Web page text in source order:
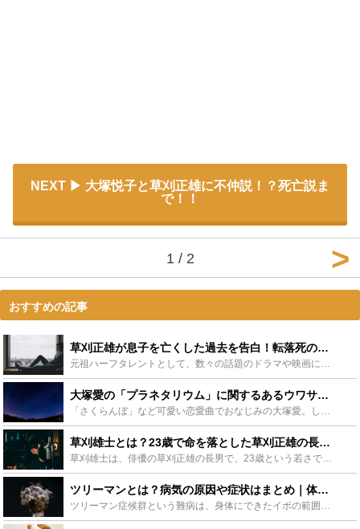
NEXT
大塚悦子と草刈正雄に不仲説！？死亡説ま
で！！
1 / 2
おすすめの記事
草刈正雄が息子を亡くした過去を告白！転落死の真相を考察してみた - Leisurego(レジャーゴー)
元祖ハーフタレントとして、数々の話題のドラマや映画に出演している草刈正雄さん。いつもテレビで明るい姿を見せていますが、息子を事故で亡くすという、壮絶な経験をされています。今回は草刈正雄さんの家族や、...
大塚愛の「プラネタリウム」に関するあるウワサ…Mステで心霊現象！？ - Leisurego(レジャーゴー)
「さくらんぼ」など可愛い恋愛曲でおなじみの大塚愛。しかし人気曲「プラネタリウム」にはちょっと怖い都市伝説があります。歌詞の内容やMステで起こったある現象をみながら、大塚愛が「プラネタリウム」に込めた...
草刈雄士とは？23歳で命を落とした草刈正雄の長男！転落死の真相に迫る - Leisurego(レジャーゴー)
草刈雄士は、俳優の草刈正雄の長男で、23歳という若さで急逝しました。事務所マンションから転落死したと言われていますが、事故現場には不審な点も多く様々な憶測も流れています。この記事では、草刈雄士の生い...
ツリーマンとは？病気の原因や症状はまとめ｜体の樹木の正体はイボだった！？ - Leisurego(レジャーゴー)
ツリーマン症候群という難病は、身体にできたイボの範囲が徐々に広がって樹木のように硬くなっていく原因不明の病気です。ここでは、現代医療の進歩により、手術で回復するまでに至った事例や、まだまだはっきりと...